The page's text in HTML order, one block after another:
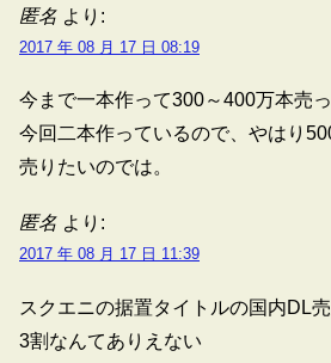
匿名 より:
2017 年 08 月 17 日 08:19
今まで一本作って300～400万本売っ
今回二本作っているので、やはり
売りたいのでは。
匿名 より:
2017 年 08 月 17 日 11:39
スクエニの据置タイトルの国内DL
3割なんてありえない